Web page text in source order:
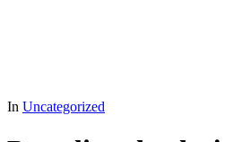
In Uncategorized